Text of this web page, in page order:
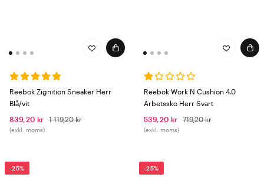
Reebok Zignition Sneaker Herr
Blå/vit
839,20 kr
1 119,20 kr
(exkl. moms)
Reebok Work N Cushion 4.0
Arbetssko Herr Svart
539,20 kr
719,20 kr
(exkl. moms)
-25% -25%